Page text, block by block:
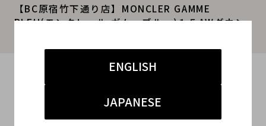
ENGLISH
JAPANESE
【BC原宿竹下通り店】MONCLER GAMME
BLEU(モンクレール ガム・ブルー)１５AWダウン
#MONCLER